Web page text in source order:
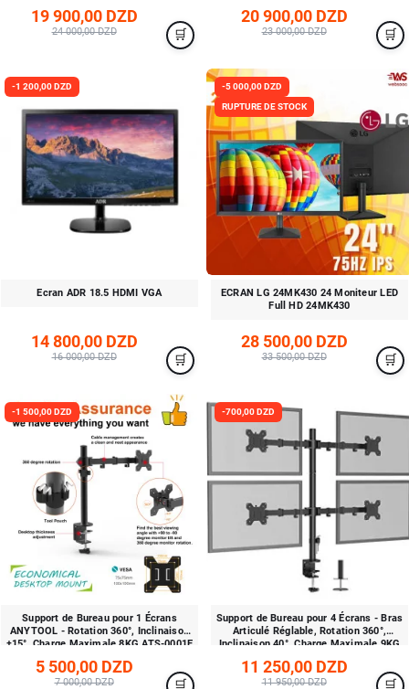
19 900,00 DZD
24 000,00 DZD
20 900,00 DZD
23 000,00 DZD
-1 200,00 DZD
Ecran ADR 18.5 HDMI VGA
14 800,00 DZD
16 000,00 DZD
-5 000,00 DZD
RUPTURE DE STOCK
ECRAN LG 24MK430 24 Moniteur LED
Full HD 24MK430
28 500,00 DZD
33 500,00 DZD
-1 500,00 DZD
Support de Bureau pour 1 Écrans
ANYTOOL - Rotation 360°, Inclinaison
±15°, Charge Maximale 8KG ATS-0001E
5 500,00 DZD
7 000,00 DZD
-700,00 DZD
Support de Bureau pour 4 Écrans - Bras
Articulé Réglable, Rotation 360°,
Inclinaison 40°, Charge Maximale 9KG
11 250,00 DZD
11 950,00 DZD